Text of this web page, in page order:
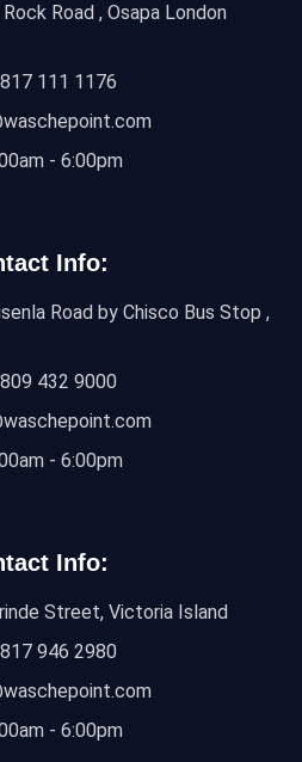
Road , Osapa London
111 1176
- 6:00pm
Info:
Road by Chisco Bus Stop ,
432 9000
- 6:00pm
Info:
Street, Victoria Island
946 2980
- 6:00pm